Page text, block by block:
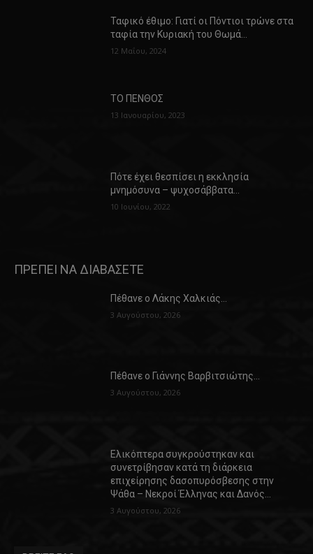
Ταφικό έθιμο: Γιατί οι Πόντιοι τρώνε στα
ταφία την Κυριακή του Θωμά…
12 Μαΐου, 2024
ΤΟ ΠΕΝΘΟΣ
13 Ιανουαρίου, 2023
Πότε έχει θεσπίσει η εκκλησία
μνημόσυνα – ψυχοσάββατα…
10 Ιουνίου, 2022
ΠΡΕΠΕΙ ΝΑ ΔΙΑΒΑΣΕΤΕ
Πέθανε ο Λάκης Χαλκιάς…
3 Αυγούστου, 2026
Πέθανε ο Γιάννης Βαρβιτσιώτης…
3 Αυγούστου, 2026
Ελικόπτερα συγκρούστηκαν και
συνετρίβησαν κατά τη διάρκεια
επιχείρησης δασοπυρόσβεσης στην
Ψάθα – Νεκροί Έλληνας και Δανός…
3 Αυγούστου, 2026